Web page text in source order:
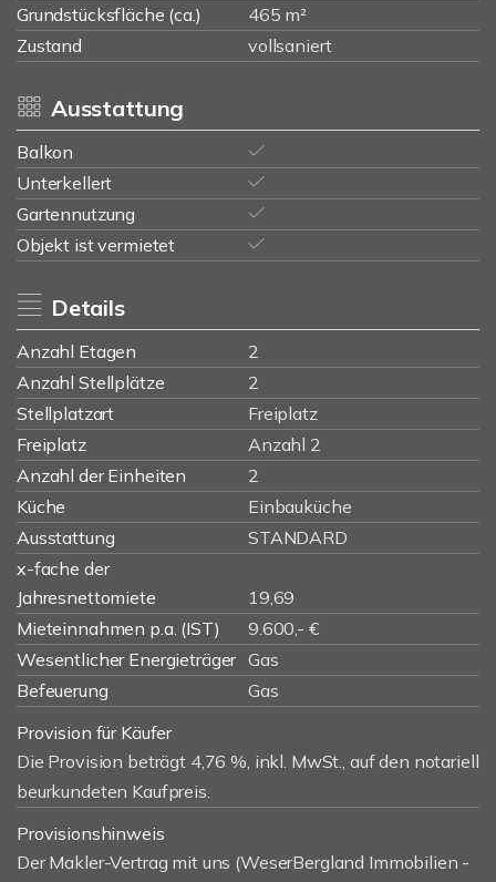
Grundstücksfläche (ca.)
465 m²
Zustand
vollsaniert
Ausstattung
Balkon
Unterkellert
Gartennutzung
Objekt ist vermietet
Details
Anzahl Etagen
2
Anzahl Stellplätze
2
Stellplatzart
Freiplatz
Freiplatz
Anzahl 2
Anzahl der Einheiten
2
Küche
Einbauküche
Ausstattung
STANDARD
x-fache der
Jahresnettomiete
19,69
Mieteinnahmen p.a. (IST)
9.600,- €
Wesentlicher Energieträger Gas
Befeuerung
Gas
Provision für Käufer
Die Provision beträgt 4,76 %, inkl. MwSt., auf den notariell
beurkundeten Kaufpreis.
Provisionshinweis
Der Makler-Vertrag mit uns (WeserBergland Immobilien -